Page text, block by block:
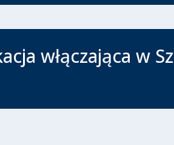
włączająca w